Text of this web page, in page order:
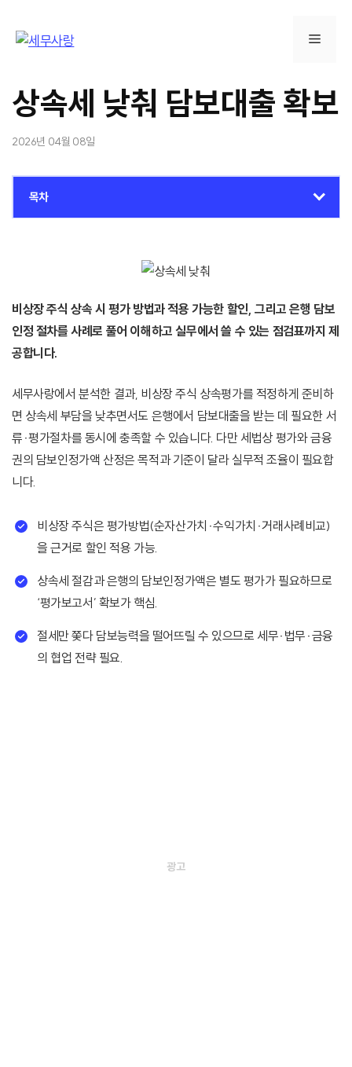
메
상속세 낮춰 담보대출 확보
2026년 04월 08일
목차
비상장 주식 상속 시 평가 방법과 적용 가능한 할인, 그리고 은행 담보
인정 절차를 사례로 풀어 이해하고 실무에서 쓸 수 있는 점검표까지 제
공합니다.
세무사랑에서 분석한 결과, 비상장 주식 상속평가를 적정하게 준비하
면 상속세 부담을 낮추면서도 은행에서 담보대출을 받는 데 필요한 서
류·평가절차를 동시에 충족할 수 있습니다. 다만 세법상 평가와 금융
권의 담보인정가액 산정은 목적과 기준이 달라 실무적 조율이 필요합
니다.
비상장 주식은 평가방법(순자산가치·수익가치·거래사례비교)
을 근거로 할인 적용 가능.
상속세 절감과 은행의 담보인정가액은 별도 평가가 필요하므로
‘평가보고서’ 확보가 핵심.
절세만 쫓다 담보능력을 떨어뜨릴 수 있으므로 세무·법무·금융
의 협업 전략 필요.